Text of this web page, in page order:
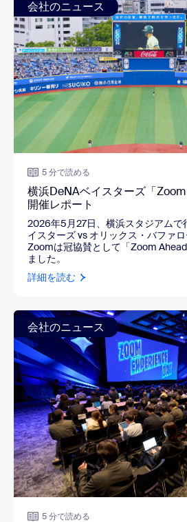
会社のニュース
5 分で読める
横浜DeNAベイスターズ「Zoom
開催レポート
2026年5月27日、横浜スタジアムで
イスターズ vs オリックス・バファロ
Zoomは冠協賛として「Zoom
ました。
詳細を読む
会社のニュース
5 分で読める